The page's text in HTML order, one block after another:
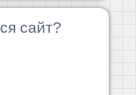
сайт?